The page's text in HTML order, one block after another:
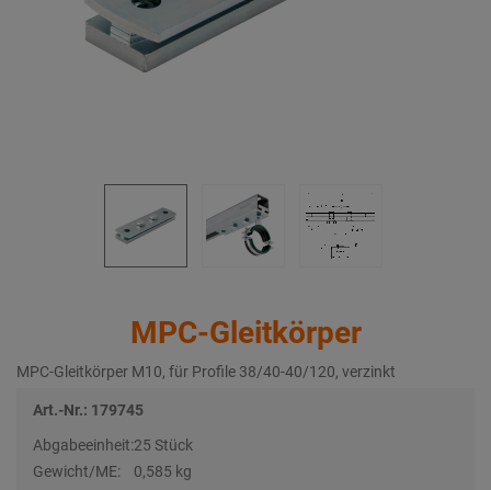
MPC-Gleitkörper
MPC-Gleitkörper M10, für Profile 38/40-40/120, verzinkt
Art.-Nr.: 179745
Abgabeeinheit:25 Stück
Gewicht/ME:
0,585 kg